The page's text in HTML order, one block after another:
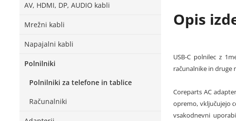
AV, HDMI, DP, AUDIO kabli
Mrežni kabli
Napajalni kabli
Polnilniki
Polnilniki za telefone in tablice
Računalniki
Opis
USB-C polnilec z
računalnike in druge
Coreparts AC
opremo, vključujejo
vsakodnevni